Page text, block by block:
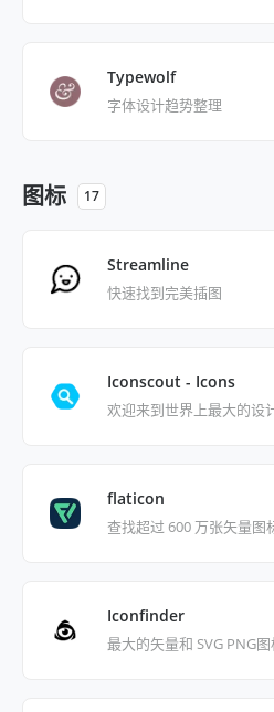
Typewolf
字体设计趋势整理
图标 17
Streamline
快速找到完美插图
Iconscout - Icons
欢迎来到世界上最大的设
flaticon
查找超过 600 万张矢量图
Iconfinder
最大的矢量和 SVG PNG